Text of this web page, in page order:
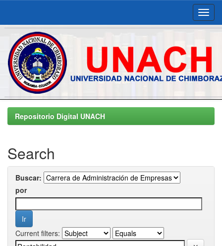
Skip
navigationRepositorio Digital UNACH
Search
Buscar:
por
Current filters: